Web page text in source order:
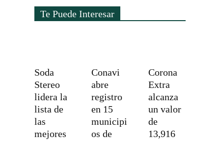
Te Puede Interesar
Soda
Stereo
lidera la
lista de
las
mejores
Conavi
abre
registro
en 15
municipi
os de
Corona
Extra
alcanza
un valor
de
13,916